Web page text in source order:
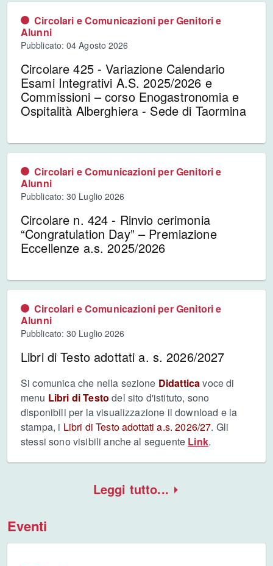
Circolari e Comunicazioni per Genitori e
Alunni
Pubblicato: 04 Agosto 2026
Circolare 425 - Variazione Calendario
Esami Integrativi A.S. 2025/2026 e
Commissioni – corso Enogastronomia e
Ospitalità Alberghiera - Sede di Taormina
Circolari e Comunicazioni per Genitori e
Alunni
Pubblicato: 30 Luglio 2026
Circolare n. 424 - Rinvio cerimonia
“Congratulation Day” – Premiazione
Eccellenze a.s. 2025/2026
Circolari e Comunicazioni per Genitori e
Alunni
Pubblicato: 30 Luglio 2026
Libri di Testo adottati a. s. 2026/2027
Si comunica che nella sezione Didatticavoce di
menu Libri di Testo del sito d'istituto, sono
disponibili per la visualizzazione il download e la
stampa, i Libri di Testo adottati a.s. 2026/27. Gli
stessi sono visibili anche al seguente Link.
Leggi tutto...
Eventi